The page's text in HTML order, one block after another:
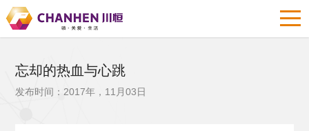
忘却的热血与心跳
发布时间：2017年，11月03日